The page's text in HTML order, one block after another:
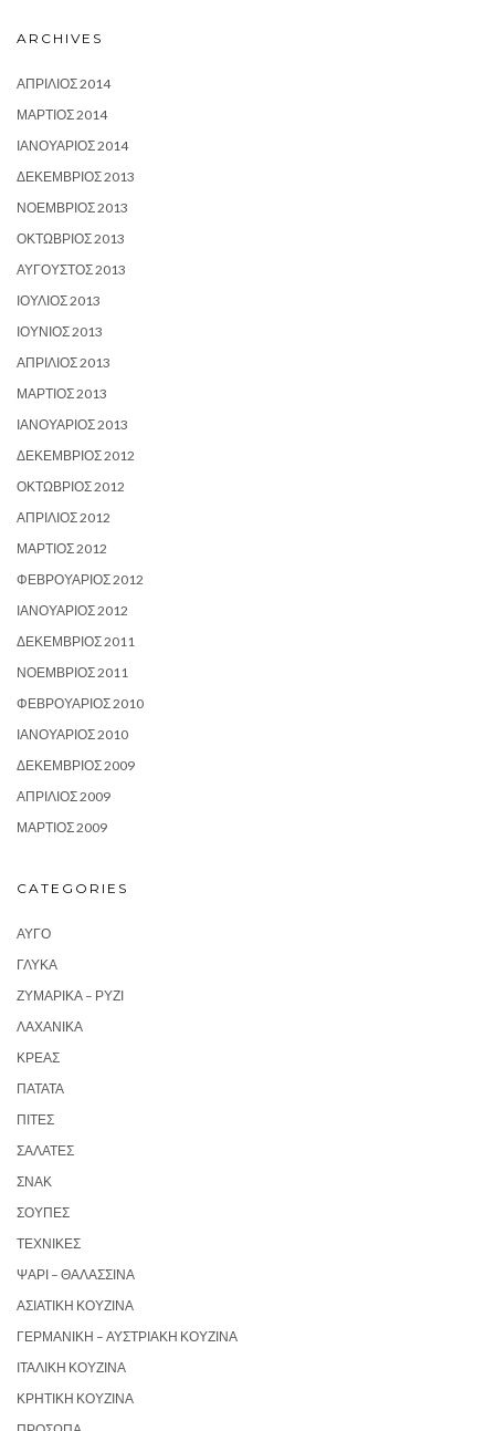
ARCHIVES
ΑΠΡΊΛΙΟΣ 2014
ΜΆΡΤΙΟΣ 2014
ΙΑΝΟΥΆΡΙΟΣ 2014
ΔΕΚΈΜΒΡΙΟΣ 2013
ΝΟΈΜΒΡΙΟΣ 2013
ΟΚΤΏΒΡΙΟΣ 2013
ΑΎΓΟΥΣΤΟΣ 2013
ΙΟΎΛΙΟΣ 2013
ΙΟΎΝΙΟΣ 2013
ΑΠΡΊΛΙΟΣ 2013
ΜΆΡΤΙΟΣ 2013
ΙΑΝΟΥΆΡΙΟΣ 2013
ΔΕΚΈΜΒΡΙΟΣ 2012
ΟΚΤΏΒΡΙΟΣ 2012
ΑΠΡΊΛΙΟΣ 2012
ΜΆΡΤΙΟΣ 2012
ΦΕΒΡΟΥΆΡΙΟΣ 2012
ΙΑΝΟΥΆΡΙΟΣ 2012
ΔΕΚΈΜΒΡΙΟΣ 2011
ΝΟΈΜΒΡΙΟΣ 2011
ΦΕΒΡΟΥΆΡΙΟΣ 2010
ΙΑΝΟΥΆΡΙΟΣ 2010
ΔΕΚΈΜΒΡΙΟΣ 2009
ΑΠΡΊΛΙΟΣ 2009
ΜΆΡΤΙΟΣ 2009
CATEGORIES
ΑΥΓΌ
ΓΛΥΚΆ
ΖΥΜΑΡΙΚΆ – ΡΎΖΙ
ΛΑΧΑΝΙΚΆ
ΚΡΈΑΣ
ΠΑΤΆΤΑ
ΠΊΤΕΣ
ΣΑΛΆΤΕΣ
ΣΝΑΚ
ΣΟΎΠΕΣ
ΤΕΧΝΙΚΈΣ
ΨΆΡΙ – ΘΑΛΑΣΣΙΝΆ
ΑΣΙΑΤΙΚΉ ΚΟΥΖΊΝΑ
ΓΕΡΜΑΝΙΚΉ – ΑΥΣΤΡΙΑΚΉ ΚΟΥΖΊΝΑ
ΙΤΑΛΙΚΉ ΚΟΥΖΊΝΑ
ΚΡΗΤΙΚΉ ΚΟΥΖΊΝΑ